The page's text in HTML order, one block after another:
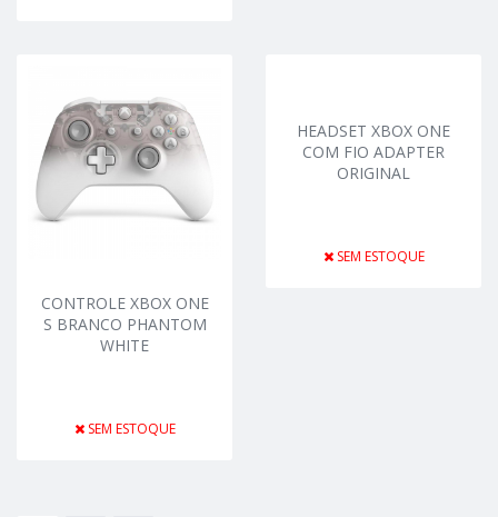
CONTROLE XBOX ONE
S BRANCO PHANTOM
WHITE
SEM ESTOQUE
HEADSET XBOX ONE
COM FIO ADAPTER
ORIGINAL
SEM ESTOQUE